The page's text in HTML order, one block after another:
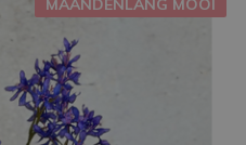
MAANDENLANG MOOI